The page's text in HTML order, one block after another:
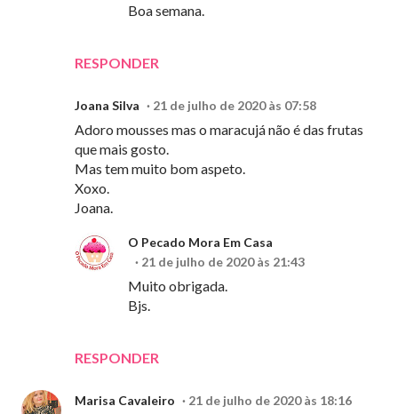
RESPONDER
Boa semana.
Joana Silva 21 de julho de 2020 às 07:58
Adoro mousses mas o maracujá não é das frutas
que mais gosto.
Mas tem muito bom aspeto.
Xoxo.
Joana.
RESPONDER
O Pecado Mora Em Casa
21 de julho de 2020 às 21:43
Muito obrigada.
Bjs.
Marisa Cavaleiro 21 de julho de 2020 às 18:16